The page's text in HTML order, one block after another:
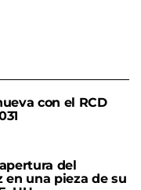
con el RCD
del
en una pieza de su